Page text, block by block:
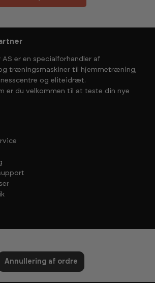
er en specialforhandler af
træningsmaskiner til hjemmetræning,
og eliteidræt.
er du velkommen til at teste din nye
Annullering af ordre